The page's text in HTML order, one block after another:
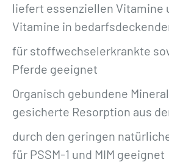
liefert essenziellen Vitamine
Vitamine in
für stoffwechselerkrankte
Pferde geeignet
Organisch gebundene
gesicherte Resorption aus
durch den geringen
für PSSM-1 und MIM geeignet